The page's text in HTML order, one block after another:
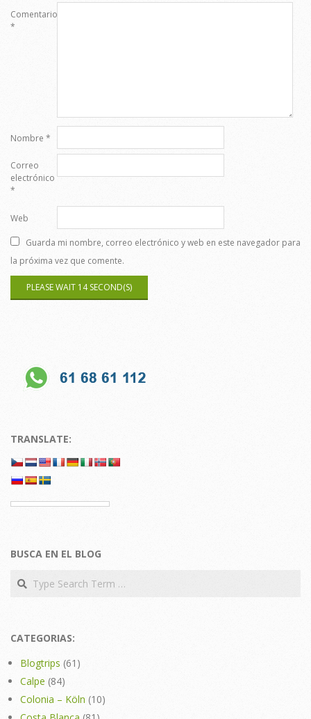
Comentario
*
Nombre *
Correo
electrónico
*
Web
Guarda mi nombre, correo electrónico y web en este navegador para
la próxima vez que comente.
TRANSLATE:
BUSCA EN EL BLOG
Search
CATEGORIAS:
Blogtrips (61)
Calpe (84)
Colonia – Köln (10)